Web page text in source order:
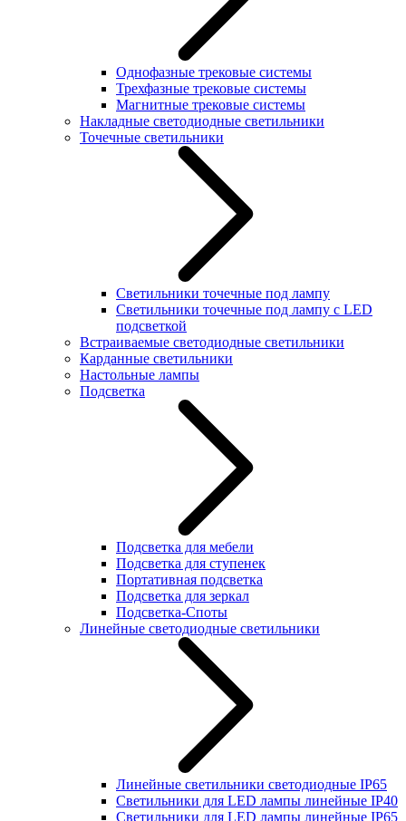
Однофазные трековые системы
Трехфазные трековые системы
Магнитные трековые системы
Накладные светодиодные светильники
Точечные светильники
Светильники точечные под лампу
Светильники точечные под лампу с LED
подсветкой
Встраиваемые светодиодные светильники
Карданные светильники
Настольные лампы
Подсветка
Подсветка для мебели
Подсветка для ступенек
Портативная подсветка
Подсветка для зеркал
Подсветка-Споты
Линейные светодиодные светильники
Линейные светильники светодиодные IP65
Светильники для LED лампы линейные IP40
Светильники для LED лампы линейные IP65